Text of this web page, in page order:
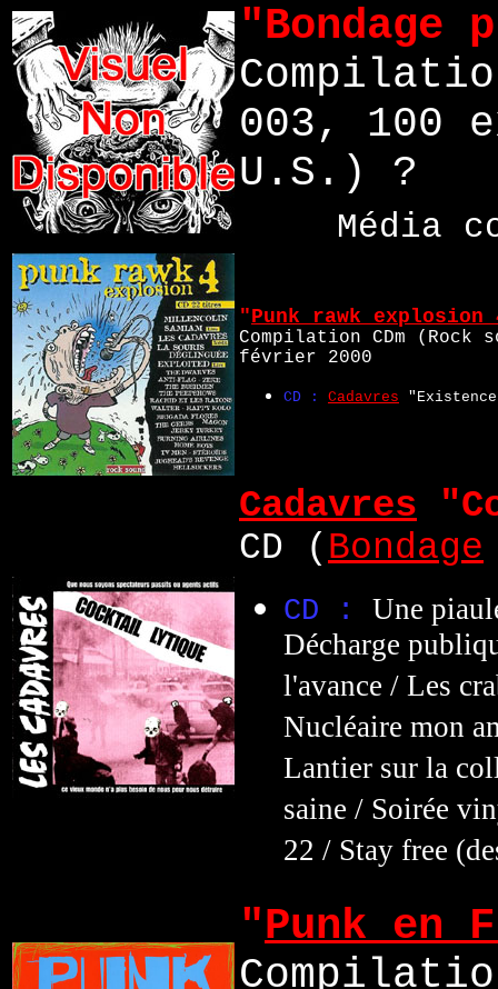
"Bondage
003, 100
U.S.) ?
Média
"Punk rawk explosion
Compilation CDm
février 2000
CD : Cadavres
Cadavres "
CD ( Bondage
CD : Une
Décharge
l'avance / Les
Nucléaire mon
Lantier sur la
saine / Soirée
22 / Stay free
"Punk en